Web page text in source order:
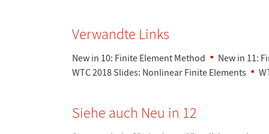
Verwandte Links
New in 10: Finite Element Method
New in 11:
WTC 2018 Slides: Nonlinear Finite Elements
Siehe auch Neu in 12